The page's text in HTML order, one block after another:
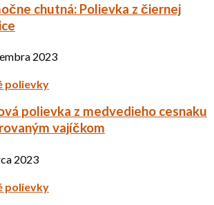
chutná: Polievka z čiernej
2023
polievky
polievka z medvedieho cesnaku
vajíčkom
2023
polievky